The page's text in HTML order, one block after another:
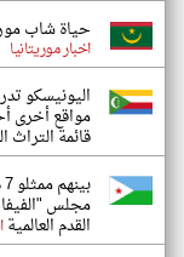
حياة شاب
اخبار موريتانيا
اليونيسكو
مواقع أخرى
قائمة التراث
مجلس
القدم العالمية